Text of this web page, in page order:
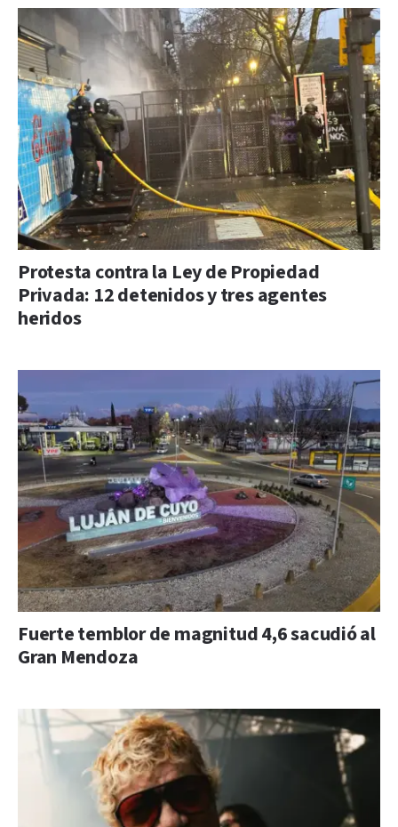
Protesta contra la Ley de Propiedad
Privada: 12 detenidos y tres agentes
heridos
Fuerte temblor de magnitud 4,6 sacudió al
Gran Mendoza